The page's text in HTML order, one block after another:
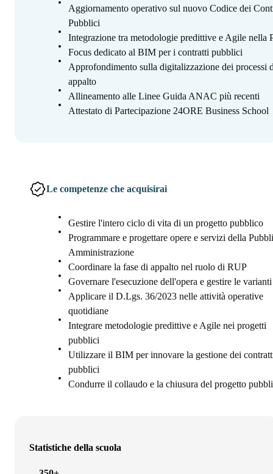
Aggiornamento operativo sul nuovo Codice dei
Pubblici
Integrazione tra metodologie predittive e Agile nella
Focus dedicato al BIM per i contratti pubblici
Approfondimento sulla digitalizzazione dei processi
appalto
Allineamento alle Linee Guida ANAC più recenti
Attestato di Partecipazione 24ORE Business School
Le competenze che acquisirai
Gestire l'intero ciclo di vita di un progetto pubblico
Programmare e progettare opere e servizi della
Amministrazione
Coordinare la fase di appalto nel ruolo di RUP
Governare l'esecuzione dell'opera e gestire le varianti
Applicare il D.Lgs. 36/2023 nelle attività operative
quotidiane
Integrare metodologie predittive e Agile nei progetti
pubblici
Utilizzare il BIM per innovare la gestione dei
pubblici
Condurre il collaudo e la chiusura del progetto
Statistiche della scuola